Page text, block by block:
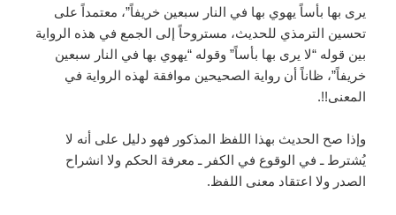
يرى بها بأساً يهوي بها في النار سبعين خريفاً”، معتمداً على
تحسين الترمذي للحديث، مستروحاً إلى الجمع في هذه الرواية
بين قوله “لا يرى بها بأساً” وقوله “يهوي بها في النار سبعين
خريفاً”، ظاناً أن رواية الصحيحين موافقة لهذه الرواية في
المعنى!!.
وإذا صح الحديث بهذا اللفظ المذكور فهو دليل على أنه لا
يُشترط ـ في الوقوع في الكفر ـ معرفة الحكم ولا انشراح
الصدر ولا اعتقاد معنى اللفظ.